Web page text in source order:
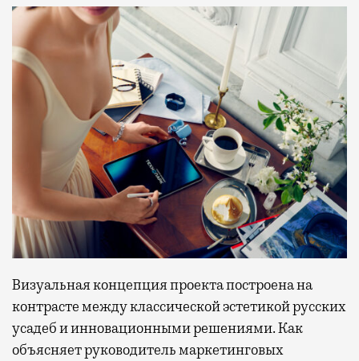
Визуальная концепция проекта построена на
контрасте между классической эстетикой русских
усадеб и инновационными решениями. Как
объясняет руководитель маркетинговых